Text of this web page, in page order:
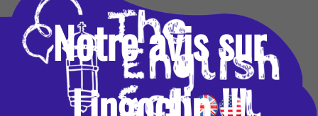
Notre avis sur